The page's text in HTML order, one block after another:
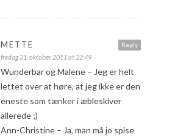
Reply
METTE
fredag 21. oktober 2011 at 22:49
Wunderbar og Malene – Jeg er helt
lettet over at høre, at jeg ikke er den
eneste som tænker i æbleskiver
allerede ;)
Ann-Christine – Ja, man må jo spise